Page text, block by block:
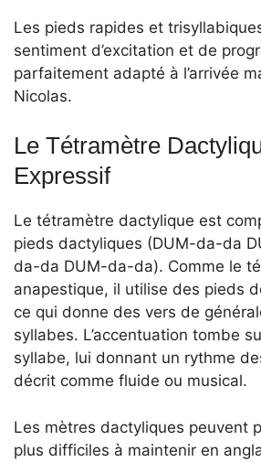
Les pieds rapides et
sentiment d’excitation et de
parfaitement adapté à l’arrivée
Nicolas.
Le Tétramètre
Expressif
Le tétramètre dactylique est
pieds dactyliques (DUM-da-da
da-da DUM-da-da). Comme le
anapestique, il utilise des pieds
ce qui donne des vers de
syllabes. L’accentuation tombe
syllabe, lui donnant un rythme
décrit comme fluide ou musical.
Les mètres dactyliques peuvent
plus difficiles à maintenir en